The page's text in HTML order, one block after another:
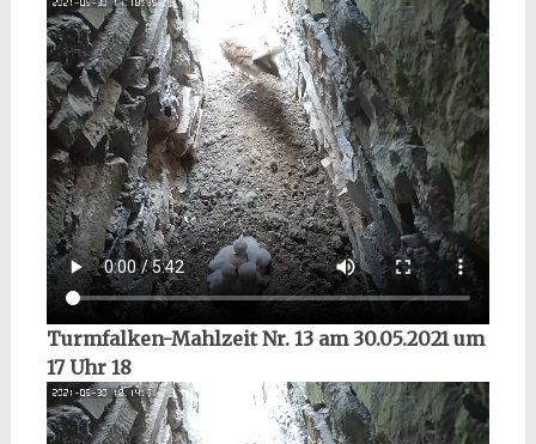
Turmfalken-Mahlzeit Nr. 13 am 30.05.2021 um
17 Uhr 18